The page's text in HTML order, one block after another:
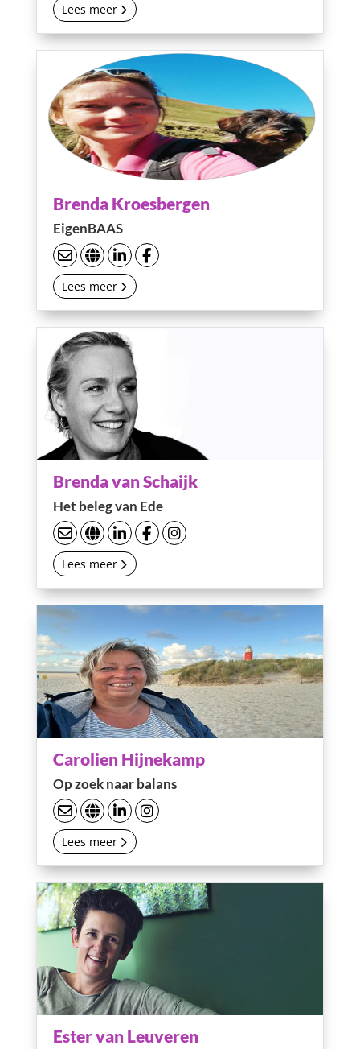
Lees meer
Brenda Kroesbergen
EigenBAAS
Lees meer
Brenda van Schaijk
Het beleg van Ede
Lees meer
Carolien Hijnekamp
Op zoek naar balans
Lees meer
Ester van Leuveren